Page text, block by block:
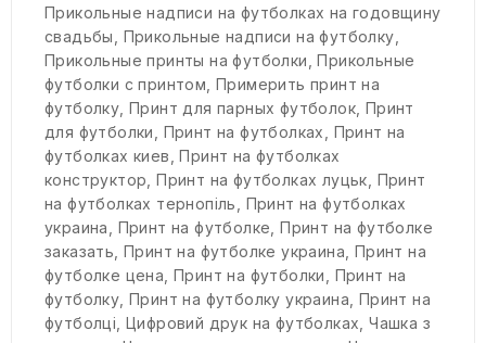
Прикольные надписи на футболках на годовщину
свадьбы, Прикольные надписи на футболку,
Прикольные принты на футболки,Прикольные
футболки с принтом,Примерить принт на
футболку,Принт для парных футболок, Принт
для футболки, Принт на футболках, Принт на
футболках киев,Принт на футболках
конструктор,Принт на футболках луцьк, Принт
на футболках тернопіль, Принт на футболках
украина, Принт на футболке,Принт на футболке
заказать,Принт на футболке украина, Принт на
футболке цена,Принт на футболки, Принт на
футболку,Принт на футболку украина, Принт на
футболці,Цифровий друк на футболках,Чашка з